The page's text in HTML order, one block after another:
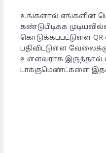
உங்களால் எங்களின்
கண்டுபிடிக்க
கொடுக்கப்பட்டுள்ள QR
பதிவிட்டுள்ள
உள்ளவராக இருந்தால்
டாக்குமெண்ட்களை